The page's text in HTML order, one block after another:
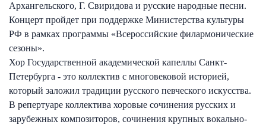
Архангельского, Г. Свиридова и русские народные песни.
Концерт пройдет при поддержке Министерства культуры
РФ в рамках программы «Всероссийские филармонические
сезоны».
Хор Государственной академической капеллы Санкт-
Петербурга - это коллектив с многовековой историей,
который заложил традиции русского певческого искусства.
В репертуаре коллектива хоровые сочинения русских и
зарубежных композиторов, сочинения крупных вокально-